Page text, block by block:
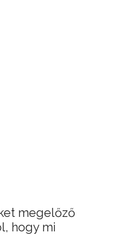
megelőző
hogy mi